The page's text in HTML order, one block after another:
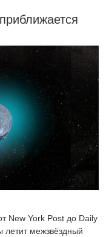
New York Post до Daily
межзвёздный